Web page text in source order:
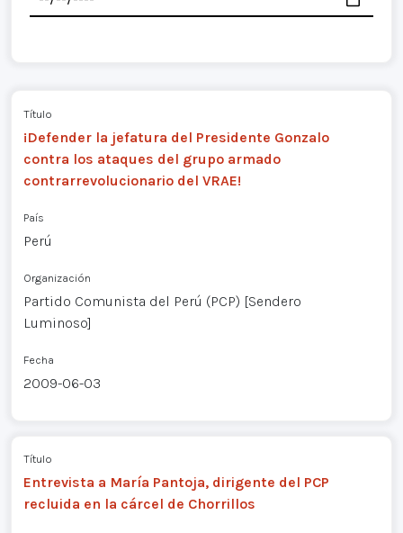
Título
¡Defender la jefatura del Presidente Gonzalo
contra los ataques del grupo armado
contrarrevolucionario del VRAE!
País
Perú
Organización
Partido Comunista del Perú (PCP) [Sendero
Luminoso]
Fecha
2009-06-03
Título
Entrevista a María Pantoja, dirigente del PCP
recluida en la cárcel de Chorrillos